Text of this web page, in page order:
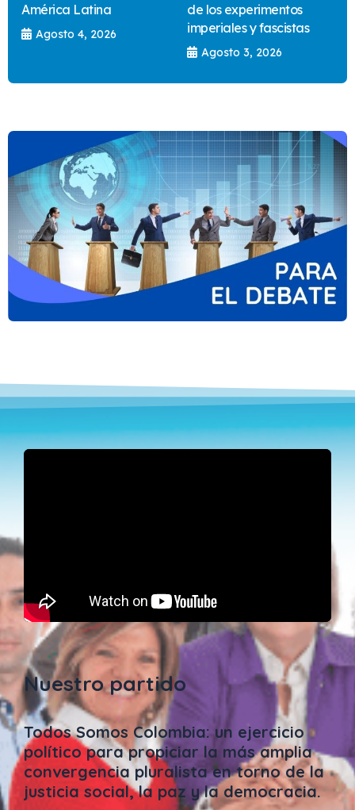
América Latina
Agosto 4, 2026
de los experimentos
imperiales y fascistas
Agosto 3, 2026
Nuestro partido
Todos Somos Colombia: un ejercicio
político para propiciar la más amplia
convergencia pluralista en torno de la
justicia social, la paz y la democracia.